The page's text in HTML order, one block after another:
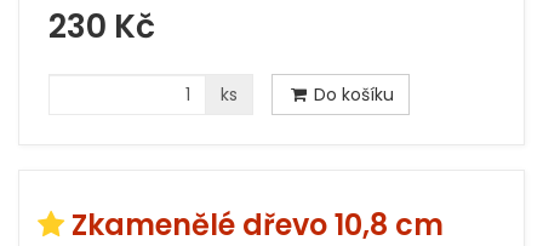
230 Kč
ks Do košíku
Zkamenělé dřevo 10,8 cm